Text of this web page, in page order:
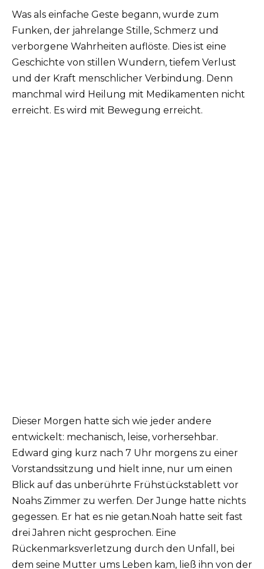
Was als einfache Geste begann, wurde zum
Funken, der jahrelange Stille, Schmerz und
verborgene Wahrheiten auflöste. Dies ist eine
Geschichte von stillen Wundern, tiefem Verlust
und der Kraft menschlicher Verbindung. Denn
manchmal wird Heilung mit Medikamenten nicht
erreicht. Es wird mit Bewegung erreicht.
Dieser Morgen hatte sich wie jeder andere
entwickelt: mechanisch, leise, vorhersehbar.
Edward ging kurz nach 7 Uhr morgens zu einer
Vorstandssitzung und hielt inne, nur um einen
Blick auf das unberührte Frühstückstablett vor
Noahs Zimmer zu werfen. Der Junge hatte nichts
gegessen. Er hat es nie getan.Noah hatte seit fast
drei Jahren nicht gesprochen. Eine
Rückenmarksverletzung durch den Unfall, bei
dem seine Mutter ums Leben kam, ließ ihn von der